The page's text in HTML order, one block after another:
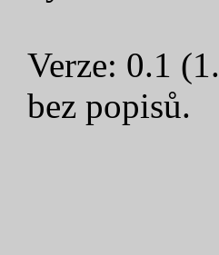
Verze: 0.1
bez popisů.